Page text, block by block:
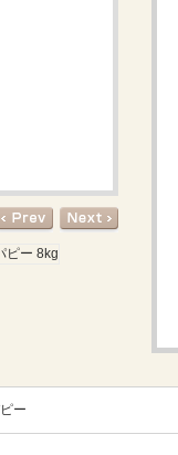
ー